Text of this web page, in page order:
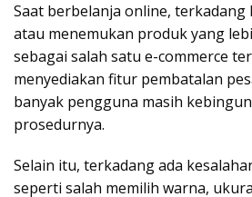
Saat berbelanja online,
atau menemukan produk yang
sebagai salah satu e-commerce
menyediakan fitur pembatalan
banyak pengguna masih
prosedurnya.
Selain itu, terkadang ada
seperti salah memilih warna,